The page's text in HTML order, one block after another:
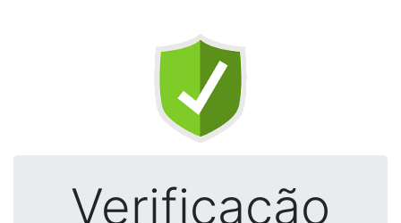
Verificação